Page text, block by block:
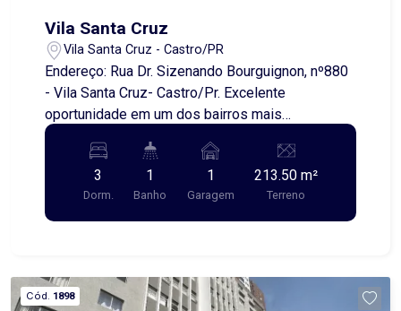
Vila Santa Cruz
Vila Santa Cruz - Castro/PR
Endereço: Rua Dr. Sizenando Bourguignon, nº880
- Vila Santa Cruz- Castro/Pr. Excelente
oportunidade em um dos bairros mais
procurados e valorizados da cidade! Localizada
na Vila Santa Cruz, região familiar e tranquila, esta
casa oferece conforto e praticidade. O imóvel
conta com: 3 quartos bem distribuídos Sala de
estar aconchegante Copa e cozinha amplas
ótima localização. Marque sua visita!
3
Dorm.
1
Banho
1
Garagem
213.50 m²
Terreno
Cód. 1898